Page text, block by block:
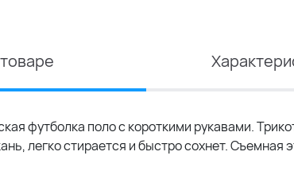
футболка поло с короткими рукавами.
легко стирается и быстро сохнет. Съемная